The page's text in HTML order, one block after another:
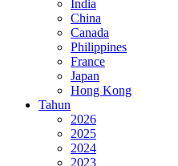
India
China
Canada
Philippines
France
Japan
Hong Kong
Tahun
2026
2025
2024
2023